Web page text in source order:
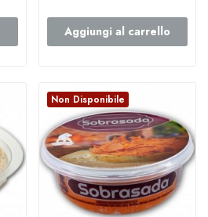
Aggiungi al carrello
Non Disponibile